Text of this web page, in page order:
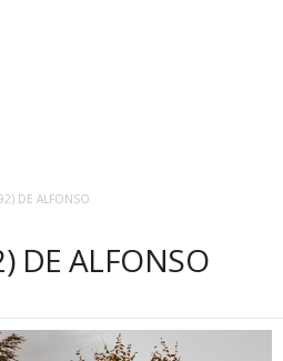
DE ALFONSO
DE ALFONSO